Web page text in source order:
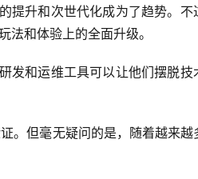
升和次世代化成为了趋势。不
和体验上的全面升级。
发和运维工具可以让他们摆脱技
。但毫无疑问的是，随着越来越